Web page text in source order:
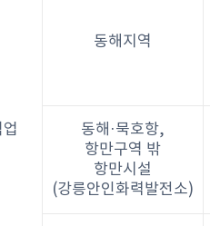
동해지역
동해·묵호항,
항만구역 밖
항만시설
(강릉안인화력발전소)